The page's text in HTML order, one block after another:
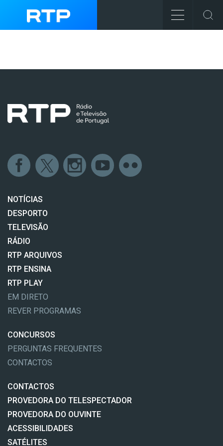
NOTÍCIAS
DESPORTO
TELEVISÃO
RÁDIO
RTP ARQUIVOS
RTP ENSINA
RTP PLAY
EM DIRETO
REVER PROGRAMAS
CONCURSOS
PERGUNTAS FREQUENTES
CONTACTOS
CONTACTOS
PROVEDORA DO TELESPECTADOR
PROVEDORA DO OUVINTE
ACESSIBILIDADES
SATÉLITES